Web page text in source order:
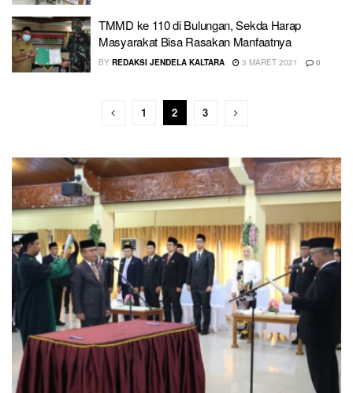
TMMD ke 110 di Bulungan, Sekda Harap
Masyarakat Bisa Rasakan Manfaatnya
BY REDAKSI JENDELA KALTARA 3 MARET 2021 0
1 2 3